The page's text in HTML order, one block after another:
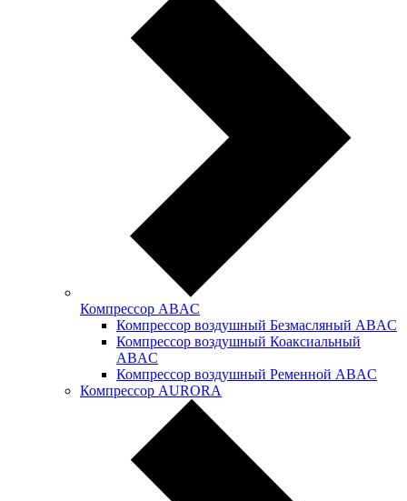
Компрессор ABAC
Компрессор воздушный Безмасляный ABAC
Компрессор воздушный Коаксиальный
ABAC
Компрессор воздушный Ременной ABAC
Компрессор AURORA